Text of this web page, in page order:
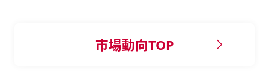
市場動向TOP